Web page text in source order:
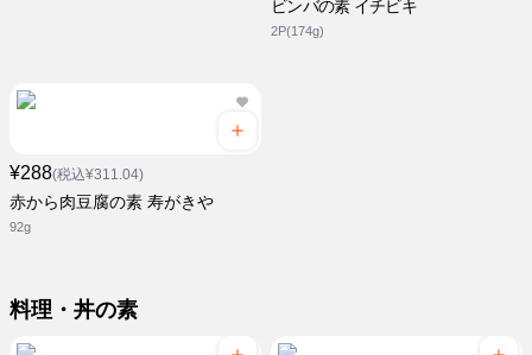
ビンバの素 イチビキ
2P(174g)
¥288(税込¥311.04)
赤から肉豆腐の素 寿がきや
92g
料理・丼の素